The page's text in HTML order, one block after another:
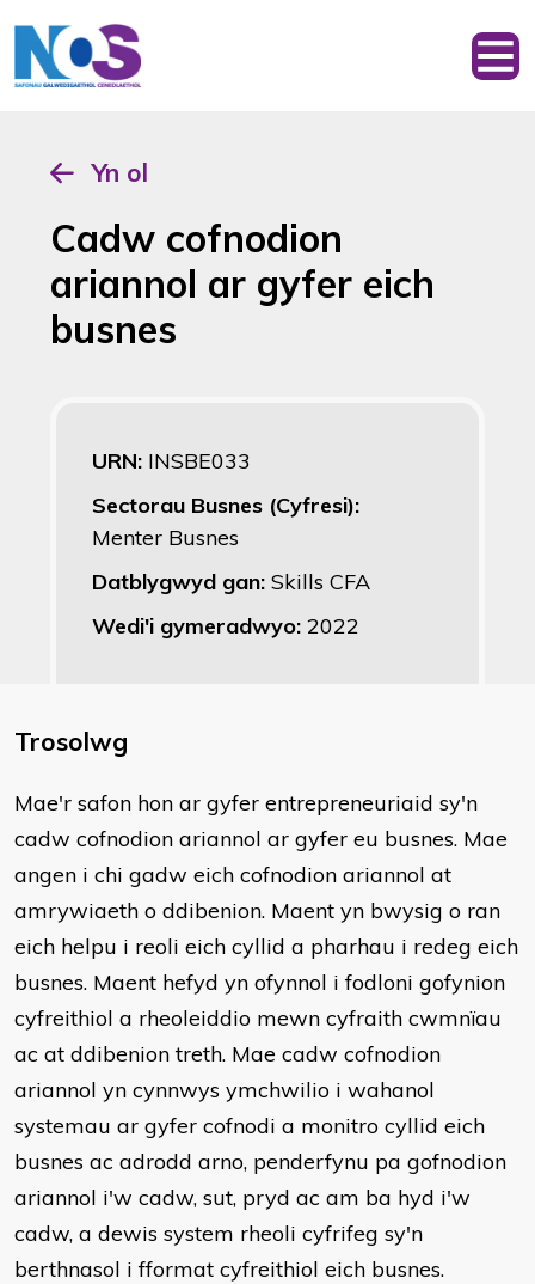
Yn ol
Cadw cofnodion
ariannol ar gyfer eich
busnes
URN: INSBE033
Sectorau Busnes (Cyfresi):
Menter Busnes
Datblygwyd gan: Skills CFA
Wedi'i gymeradwyo: 2022
Trosolwg
Mae'r safon hon ar gyfer entrepreneuriaid sy'n
cadw cofnodion ariannol ar gyfer eu busnes. Mae
angen i chi gadw eich cofnodion ariannol at
amrywiaeth o ddibenion. Maent yn bwysig o ran
eich helpu i reoli eich cyllid a pharhau i redeg eich
busnes. Maent hefyd yn ofynnol i fodloni gofynion
cyfreithiol a rheoleiddio mewn cyfraith cwmnïau
ac at ddibenion treth. Mae cadw cofnodion
ariannol yn cynnwys ymchwilio i wahanol
systemau ar gyfer cofnodi a monitro cyllid eich
busnes ac adrodd arno, penderfynu pa gofnodion
ariannol i'w cadw, sut, pryd ac am ba hyd i'w
cadw, a dewis system rheoli cyfrifeg sy'n
berthnasol i fformat cyfreithiol eich busnes.